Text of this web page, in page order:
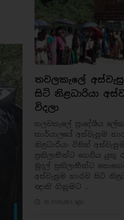
තවලකැලේ
සිටි නිළධාරියා
විදලා
තලවකැලේ ප්‍රාදේශීය
කාර්යාලයේ අස්වැසුම
නිළධාරියා විසින්
ප්‍රතිලාභීන්ට ගෙවිය යුතු
මුදල් ප්‍රතිලාභීන්ට
අස්වැසුම භාරව සිටි
ඥාති ගිනුමට ..
16 minutes ago